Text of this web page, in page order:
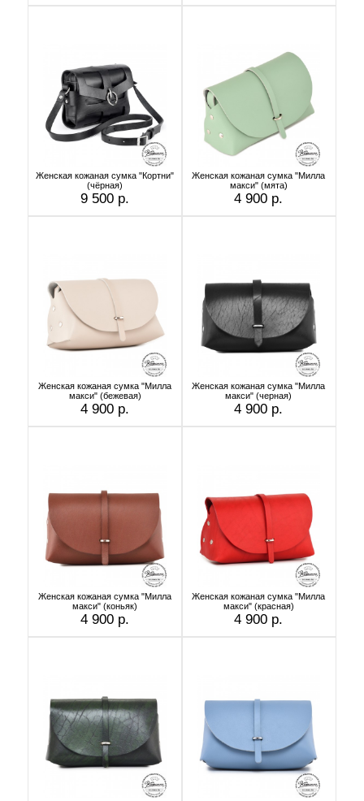
Женская кожаная сумка "Кортни"
(чёрная)
9 500 р.
Женская кожаная сумка "Милла
макси" (мята)
4 900 р.
Женская кожаная сумка "Милла
макси" (бежевая)
4 900 р.
Женская кожаная сумка "Милла
макси" (черная)
4 900 р.
Женская кожаная сумка "Милла
макси" (коньяк)
4 900 р.
Женская кожаная сумка "Милла
макси" (красная)
4 900 р.